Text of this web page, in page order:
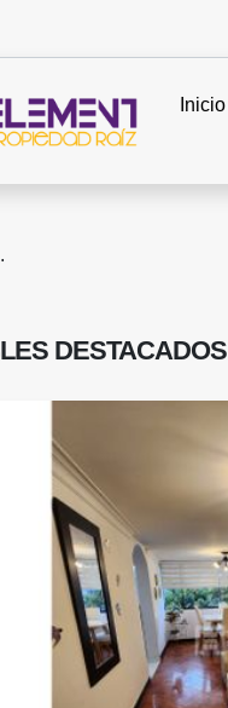
Inicio
DESTACADOS